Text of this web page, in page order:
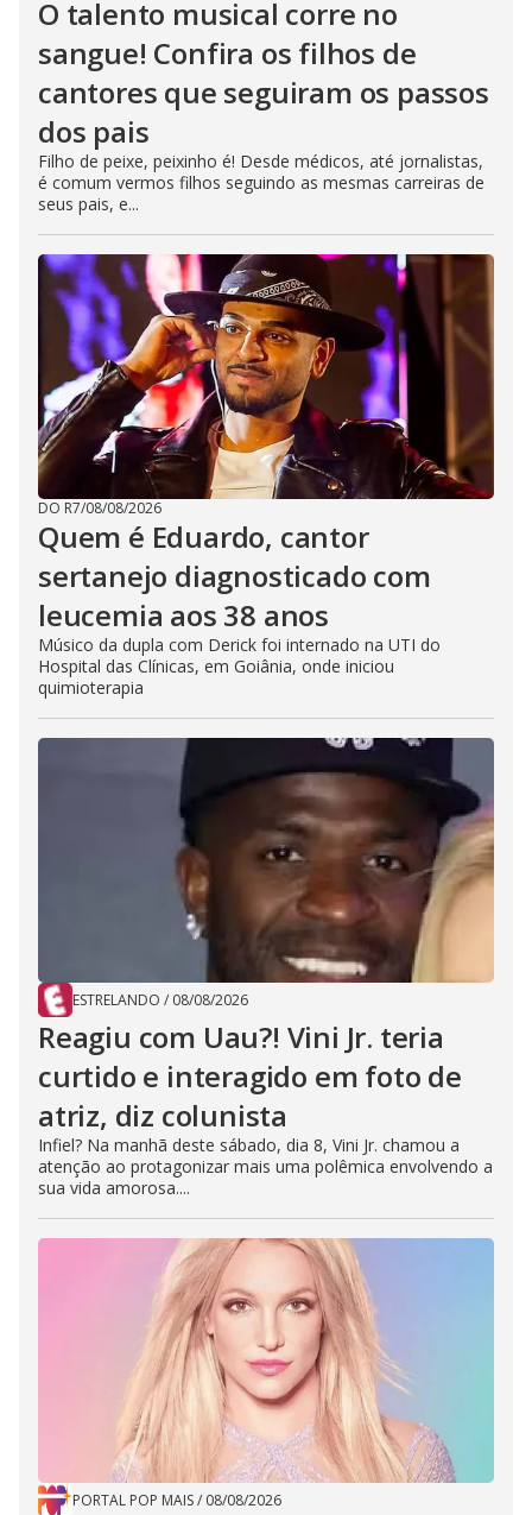
O talento musical corre no
sangue! Confira os filhos de
cantores que seguiram os passos
dos pais
Filho de peixe, peixinho é! Desde médicos, até jornalistas,
é comum vermos filhos seguindo as mesmas carreiras de
seus pais, e...
DO R7/08/08/2026
Quem é Eduardo, cantor
sertanejo diagnosticado com
leucemia aos 38 anos
Músico da dupla com Derick foi internado na UTI do
Hospital das Clínicas, em Goiânia, onde iniciou
quimioterapia
ESTRELANDO / 08/08/2026
Reagiu com Uau?! Vini Jr. teria
curtido e interagido em foto de
atriz, diz colunista
Infiel? Na manhã deste sábado, dia 8, Vini Jr. chamou a
atenção ao protagonizar mais uma polêmica envolvendo a
sua vida amorosa....
PORTAL POP MAIS/ 08/08/2026